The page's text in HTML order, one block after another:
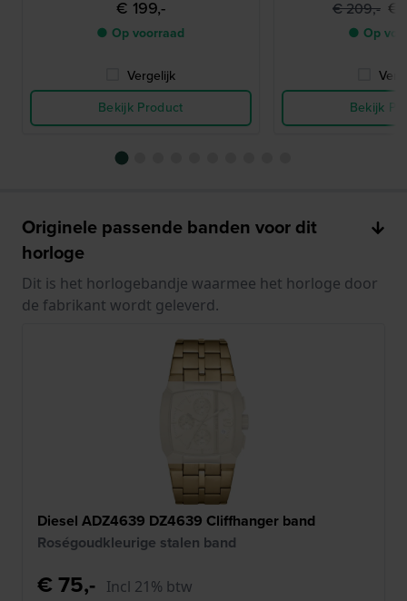
€ 199,-
● Op voorraad
Vergelijk
Bekijk Product
€ 209,- €
● Op
Bekijk
Originele passende banden voor dit
horloge
Dit is het horlogebandje waarmee het horloge door
de fabrikant wordt geleverd.
Diesel ADZ4639 DZ4639 Cliffhanger band
Roségoudkleurige stalen band
€ 75,- Incl 21% btw